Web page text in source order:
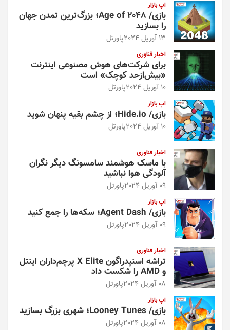
اپ بازار
بازی/ Age of 2048؛ بزرگ‌ترین تمدن جهان
را بسازید
13 آوریل 2024 پاورتل
اخبار فناوری
برای شرکت‌های هوش مصنوعی اینترنت
«بیش‌از‌حد کوچک» است
10 آوریل 2024 پاورتل
اپ بازار
بازی/ Hide.io؛ از چشم بقیه پنهان شوید
10 آوریل 2024 پاورتل
اخبار فناوری
با ماسک هوشمند سامسونگ دیگر نگران
آلودگی هوا نباشید
09 آوریل 2024 پاورتل
اپ بازار
بازی/ Agent Dash؛ سکه‌ها را جمع کنید
09 آوریل 2024 پاورتل
اخبار فناوری
تراشه اسنپدراگون X Elite پرچم‌داران اینتل
و AMD را شکست داد
08 آوریل 2024 پاورتل
اپ بازار
بازی/ Looney Tunes؛ شهری بزرگ بسازید
08 آوریل 2024 پاورتل